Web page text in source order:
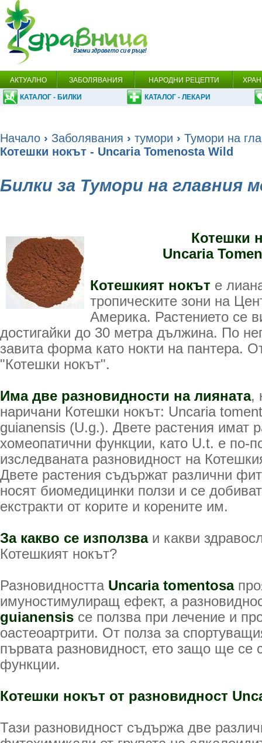
АКТУАЛНО ЗАБОЛЯВАНИЯ НАРОДНИ РЕЦЕПТИ
КАТАЛОГ - БИЛКИ КАТАЛОГ - ЛЕКАРИ
Начало › Заболявания › тумори › Тумори на
Котешки нокът - Uncaria Tomenosta Wild
Билки за Тумори на главния
Котешки
Uncaria
Котешкият нокът е
тропическите зони на
Америка. Растението се
достигайки до 30 метра дължина. По
завита форма като нокти на пантера.
"Котешки нокът".
Има две разновидности на лияната,
наричани Котешки нокът: Uncaria
guianensis (U.g.). Двете растения имат
хомеопатични функции, като U.t. е по-
изследваната разновидност на
Двете растения съдържат различни
носят биомедицинки ползи и се
екстракти от корите и корените им.
За какво се използваи какви
Котешкият нокът?
Разновидността Uncaria tomentosa
имуностимулиращ ефект, а
guianensis се ползва при лечение и
оастеоартрити. От полза за
първата разновидност, ето защо ще се
функции.
Котешки нокът от разновидност
Тази разновидност съдържа две